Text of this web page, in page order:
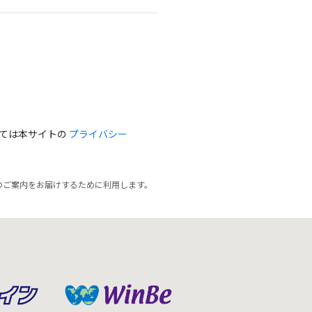
は本サイトの プライバシー
案内をお届けするために利用します。